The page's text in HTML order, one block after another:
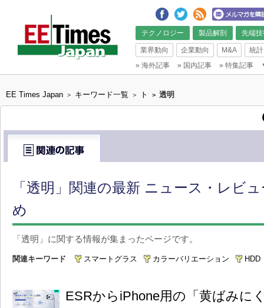
テクノロジー 製品解剖 先端
業界動向 企業動向 M&A
統計
» 海外記事 » 国内記事 » 特集記事
EE Times Japan > キーワード一覧 > ト > 透明
「透明」関連の最新 ニュース・レビ
め
「透明」に関する情報が集まったページです。
関連キーワード スマートグラス カラーバリエーション HDD
ESRからiPhone用の「黄ばみに